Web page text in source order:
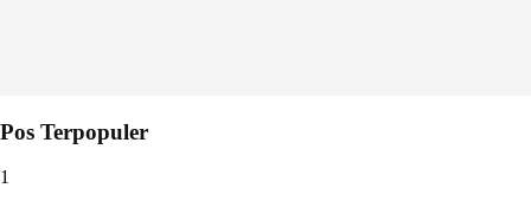
Pos Terpopuler
1